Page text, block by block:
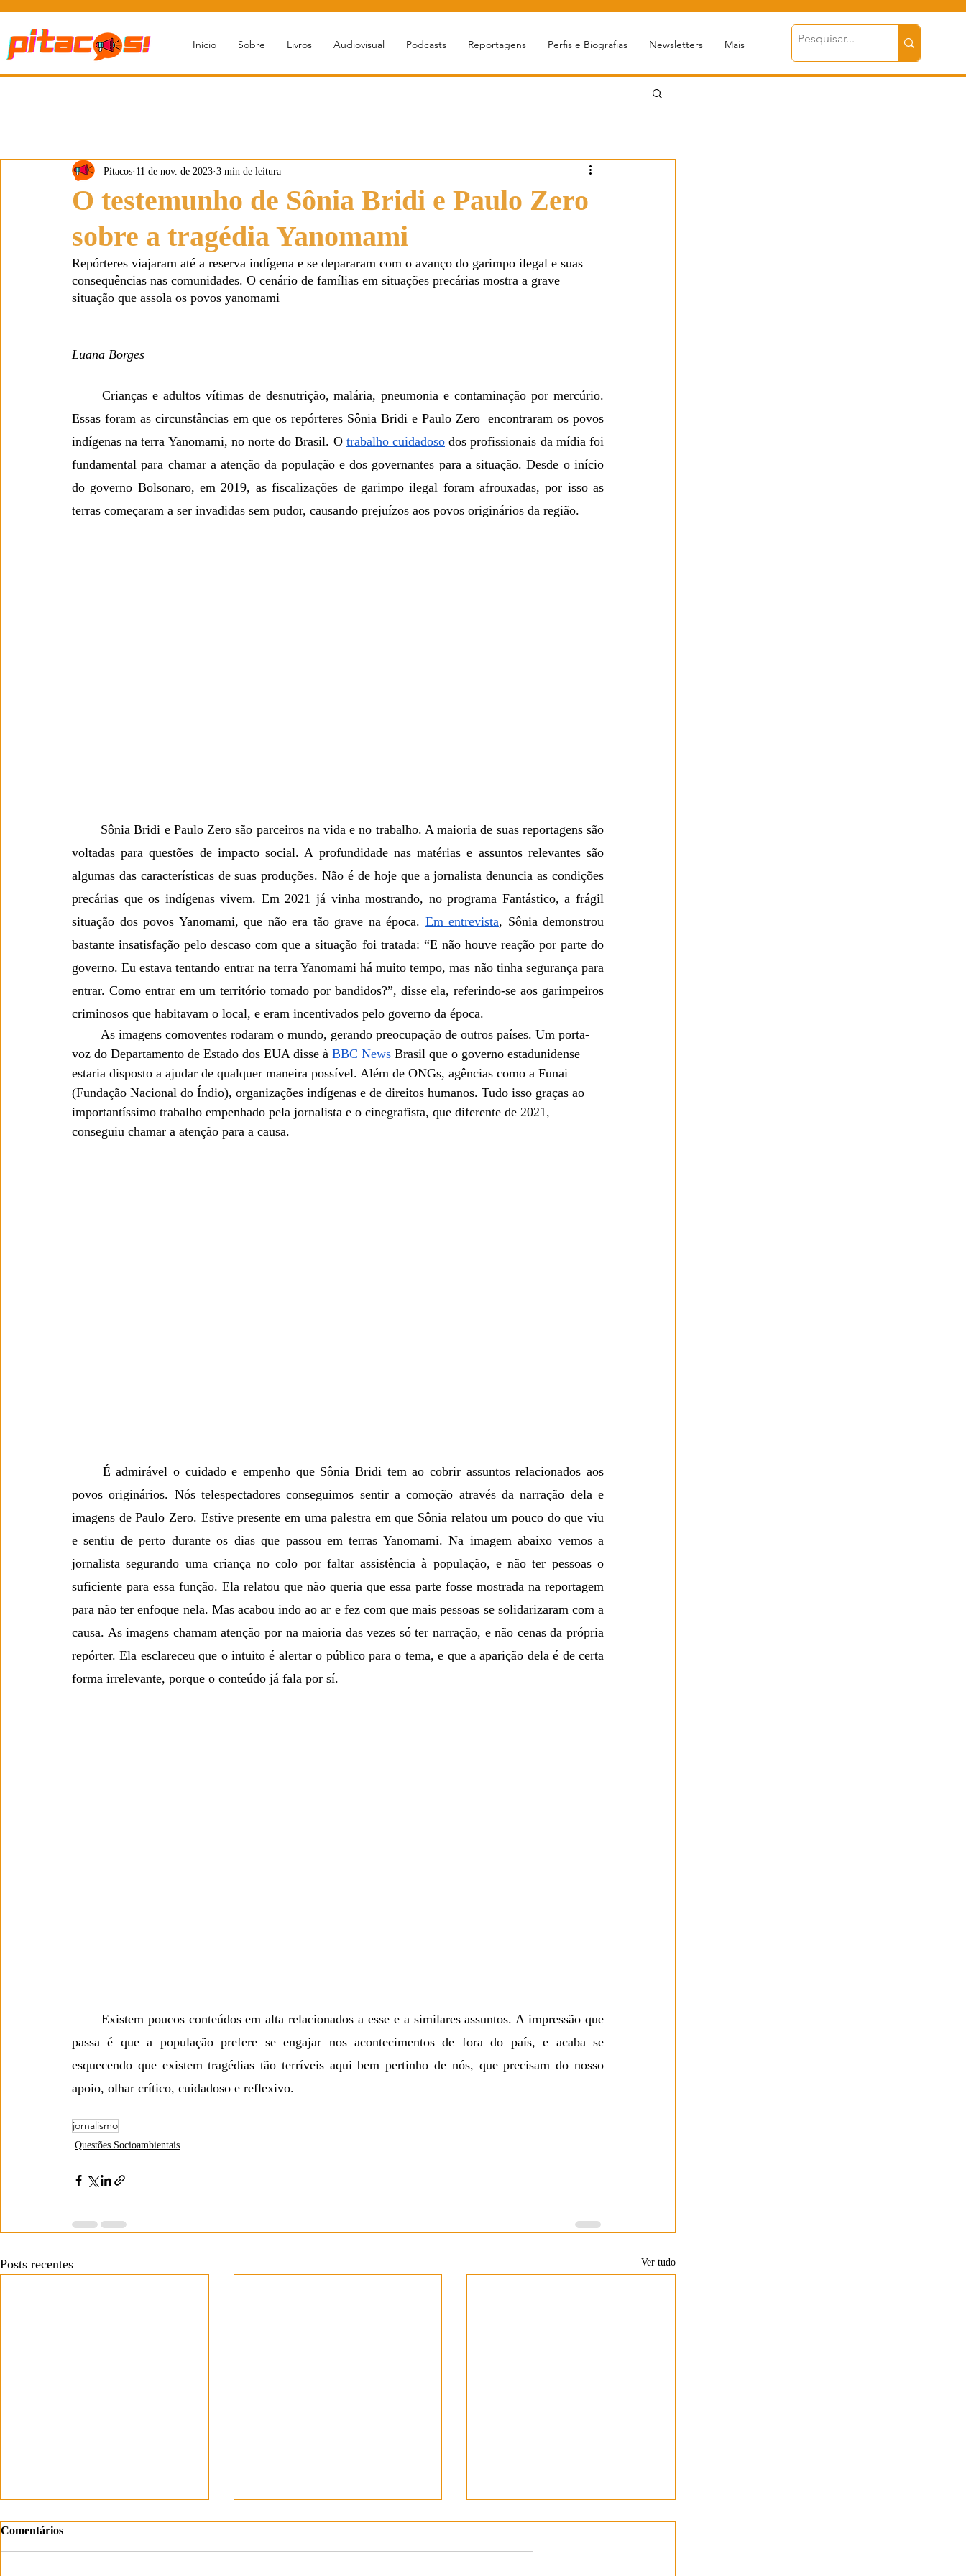
Início Sobre Livros Audiovisual Podcasts Reportagens Perfis e Biografias Newsletters Mais
O testemunho de Sônia Bridi e Paulo Zero
sobre a tragédia Yanomami
Pitacos 11 de nov. de 2023 3 min de leitura
Repórteres viajaram até a reserva indígena e se depararam com o avanço do garimpo ilegal e suas
consequências nas comunidades. O cenário de famílias em situações precárias mostra a grave
situação que assola os povos yanomami
Luana Borges
Essas foram as circunstâncias em que os repórteres Sônia Bridi e Paulo Zero  encontraram os povos
indígenas na terra Yanomami, no norte do Brasil. O trabalho cuidadoso dos profissionais da mídia foi
fundamental para chamar a atenção da população e dos governantes para a situação. Desde o início
do governo Bolsonaro, em 2019, as fiscalizações de garimpo ilegal foram afrouxadas, por isso as
terras começaram a ser invadidas sem pudor, causando prejuízos aos povos originários da região.
voltadas para questões de impacto social. A profundidade nas matérias e assuntos relevantes são
algumas das características de suas produções. Não é de hoje que a jornalista denuncia as condições
precárias que os indígenas vivem. Em 2021 já vinha mostrando, no programa Fantástico, a frágil
situação dos povos Yanomami, que não era tão grave na época. Em entrevista, Sônia demonstrou
bastante insatisfação pelo descaso com que a situação foi tratada: “E não houve reação por parte do
governo. Eu estava tentando entrar na terra Yanomami há muito tempo, mas não tinha segurança para
entrar. Como entrar em um território tomado por bandidos?”, disse ela, referindo-se aos garimpeiros
criminosos que habitavam o local, e eram incentivados pelo governo da época.
voz do Departamento de Estado dos EUA disse à BBC News Brasil que o governo estadunidense
estaria disposto a ajudar de qualquer maneira possível. Além de ONGs, agências como a Funai
(Fundação Nacional do Índio), organizações indígenas e de direitos humanos. Tudo isso graças ao
importantíssimo trabalho empenhado pela jornalista e o cinegrafista, que diferente de 2021,
conseguiu chamar a atenção para a causa.
povos originários. Nós telespectadores conseguimos sentir a comoção através da narração dela e
imagens de Paulo Zero. Estive presente em uma palestra em que Sônia relatou um pouco do que viu
e sentiu de perto durante os dias que passou em terras Yanomami. Na imagem abaixo vemos a
jornalista segurando uma criança no colo por faltar assistência à população, e não ter pessoas o
suficiente para essa função. Ela relatou que não queria que essa parte fosse mostrada na reportagem
para não ter enfoque nela. Mas acabou indo ao ar e fez com que mais pessoas se solidarizaram com a
causa. As imagens chamam atenção por na maioria das vezes só ter narração, e não cenas da própria
repórter. Ela esclareceu que o intuito é alertar o público para o tema, e que a aparição dela é de certa
forma irrelevante, porque o conteúdo já fala por sí.
passa é que a população prefere se engajar nos acontecimentos de fora do país, e acaba se
esquecendo que existem tragédias tão terríveis aqui bem pertinho de nós, que precisam do nosso
apoio, olhar crítico, cuidadoso e reflexivo.
jornalismo
Questões Socioambientais
Posts recentes Ver tudo
Comentários